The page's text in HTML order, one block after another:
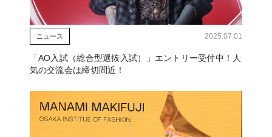
ニュース 2025.07.01
「AO入試（総合型選抜入試）」エントリー受付中！人
気の交流会は締切間近！